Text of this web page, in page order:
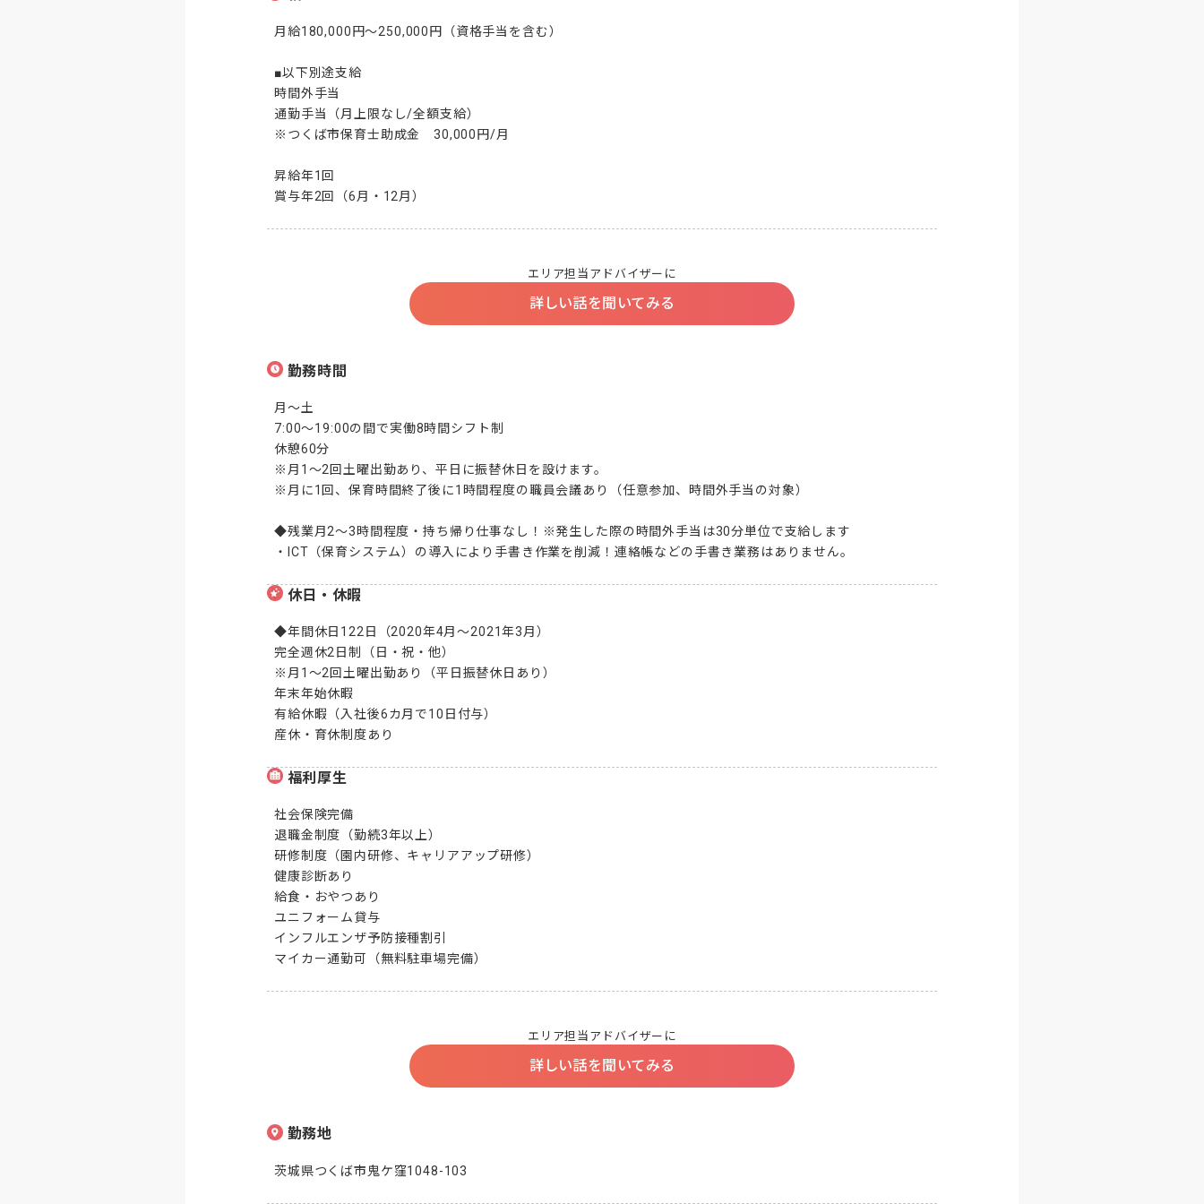
月給180,000円～250,000円（資格手当を含む）
■以下別途支給
時間外手当
通勤手当（月上限なし/全額支給）
※つくば市保育士助成金　30,000円/月
昇給年1回
賞与年2回（6月・12月）
エリア担当アドバイザーに
詳しい話を聞いてみる
勤務時間
月～土
7:00～19:00の間で実働8時間シフト制
休憩60分
※月1～2回土曜出勤あり、平日に振替休日を設けます。
※月に1回、保育時間終了後に1時間程度の職員会議あり（任意参加、時間外手当の対象）
◆残業月2～3時間程度・持ち帰り仕事なし！※発生した際の時間外手当は30分単位で支給します
・ICT（保育システム）の導入により手書き作業を削減！連絡帳などの手書き業務はありません。
休日・休暇
◆年間休日122日（2020年4月～2021年3月）
完全週休2日制（日・祝・他）
※月1～2回土曜出勤あり（平日振替休日あり）
年末年始休暇
有給休暇（入社後6カ月で10日付与）
産休・育休制度あり
福利厚生
社会保険完備
退職金制度（勤続3年以上）
研修制度（園内研修、キャリアアップ研修）
健康診断あり
給食・おやつあり
ユニフォーム貸与
インフルエンザ予防接種割引
マイカー通勤可（無料駐車場完備）
エリア担当アドバイザーに
詳しい話を聞いてみる
勤務地
茨城県つくば市鬼ケ窪1048-103